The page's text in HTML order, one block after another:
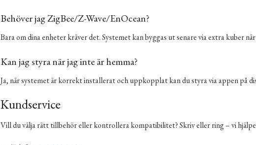
Behöver jag ZigBee/Z-Wave/EnOcean?
Bara om dina enheter kräver det. Systemet kan byggas ut senare via extra kuber
Kan jag styra när jag inte är hemma?
Ja, när systemet är korrekt installerat och uppkopplat kan du styra via appen på
Kundservice
Vill du välja rätt tillbehör eller kontrollera kompatibilitet? Skriv eller ring – vi